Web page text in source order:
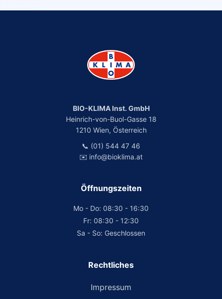
BIO-KLIMA Inst. GmbH
Heinrich-von-Buol-Gasse 18
1210 Wien, Österreich
📞 (01) 544 47 46
✉️ info@bioklima.at
Öffnungszeiten
Mo - Do: 08:30 - 16:30
Fr: 08:30 - 12:30
Sa - So: Geschlossen
Rechtliches
Impressum